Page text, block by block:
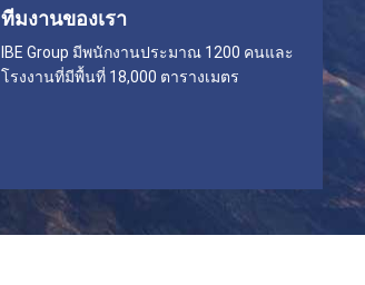
ทีมงานของเรา
IBE Group มีพนักงานประมาณ 1200 คนและ
โรงงานที่มีพื้นที่ 18,000 ตารางเมตร